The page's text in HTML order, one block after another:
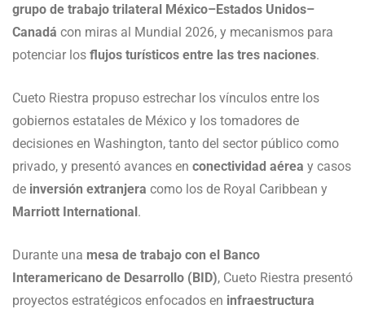
grupo de trabajo trilateral México–Estados Unidos–
Canadá con miras al Mundial 2026, y mecanismos para
potenciar los flujos turísticos entre las tres naciones.
Cueto Riestra propuso estrechar los vínculos entre los
gobiernos estatales de México y los tomadores de
decisiones en Washington, tanto del sector público como
privado, y presentó avances en conectividad aérea y casos
de inversión extranjera como los de Royal Caribbean y
Marriott International.
Durante una mesa de trabajo con el Banco
Interamericano de Desarrollo (BID), Cueto Riestra presentó
proyectos estratégicos enfocados en infraestructura